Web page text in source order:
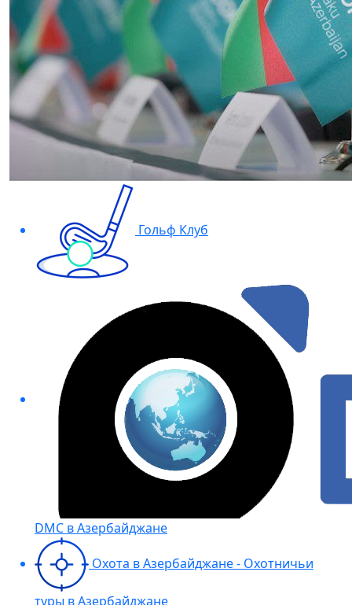
Гольф Клуб
DMC в Азербайджане
Охота в Азербайджане - Охотничьи
туры в Азербайджане